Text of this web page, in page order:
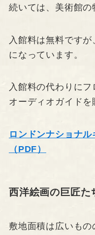
続いては、美術館の
入館料は無料です
になっています。
入館料の代わりにフ
オーディオガイドを
ロンドンナショナ
（PDF）
西洋絵画の巨匠た
敷地面積は広いも